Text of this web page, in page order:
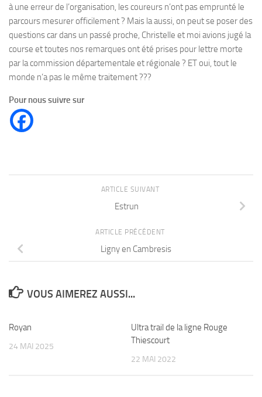
à une erreur de l’organisation, les coureurs n’ont pas emprunté le
parcours mesurer officilement ? Mais la aussi, on peut se poser des
questions car dans un passé proche, Christelle et moi avions jugé la
course et toutes nos remarques ont été prises pour lettre morte
par la commission départementale et régionale ? ET oui, tout le
monde n’a pas le même traitement ???
Pour nous suivre sur
ARTICLE SUIVANT
Estrun
ARTICLE PRÉCÉDENT
Ligny en Cambresis
VOUS AIMEREZ AUSSI...
Royan
24 MAI 2025
Ultra trail de la ligne Rouge
Thiescourt
22 MAI 2022